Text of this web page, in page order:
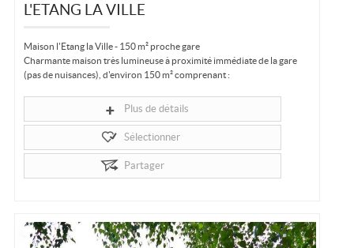
L'ETANG LA VILLE
Maison l'Etang la Ville - 150 m² proche gare
Charmante maison très lumineuse à proximité immédiate de la gare
(pas de nuisances), d'environ 150 m² comprenant :
Plus de détails
Sélectionner
Partager